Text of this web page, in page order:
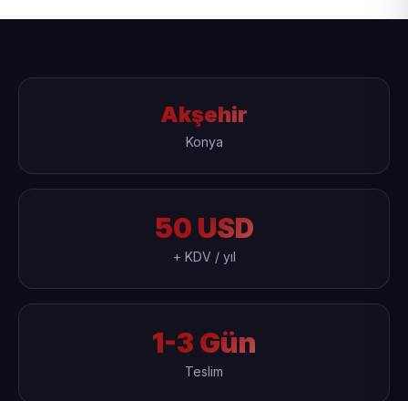
Akşehir
Konya
50 USD
+ KDV / yıl
1-3 Gün
Teslim